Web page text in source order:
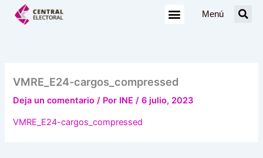
Menú
VMRE_E24-cargos_compressed
Deja un comentario / Por INE/6 julio, 2023
VMRE_E24-cargos_compressed